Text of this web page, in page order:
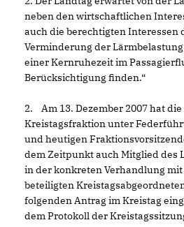
neben den wirtschaftlichen
auch die berechtigten Interessen
Verminderung der
einer Kernruhezeit im
Berücksichtigung finden.“
2. Am 13. Dezember 2007 hat die
Kreistagsfraktion unter
und heutigen
dem Zeitpunkt auch Mitglied des
in der konkreten Verhandlung
beteiligten
folgenden Antrag im Kreistag
dem Protokoll der